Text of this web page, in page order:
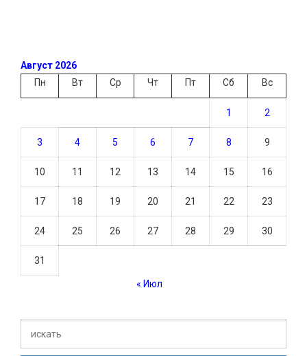
Август 2026
Пн
Вт Ср Чт Пт Сб Вс
1 2
3 4 5 6 7 8 9
10 11 12 13 14 15 16
17 18 19 20 21 22 23
24 25 26 27 28 29 30
31
« Июл